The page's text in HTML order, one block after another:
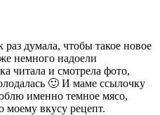
думала, чтобы такое новое
немного надоели
читала и смотрела фото,
🙂 И маме ссылочку
именно темное мясо,
моему вкусу рецепт.